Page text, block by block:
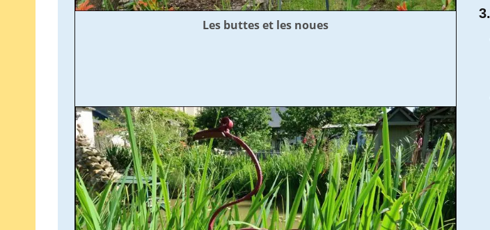
Les buttes et les noues